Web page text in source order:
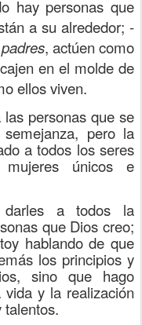
hay personas que
a su alrededor; -
, actúen como
en el molde de
ellos viven.
personas que se
pero la
a todos los seres
únicos e
a todos la
que Dios creo;
hablando de que
los principios y
sino que hago
y la realización
talentos.